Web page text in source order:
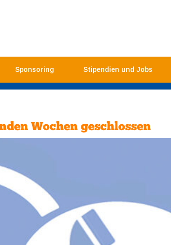
Sponsoring Stipendien und Jobs
Wochen geschlossen